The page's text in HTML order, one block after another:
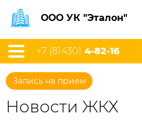
ООО УК "Эталон"
+7 (81430) 4-82-16
Запись на прием
Новости ЖКХ